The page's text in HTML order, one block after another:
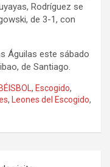
Rodríguez se
de 3-1, con
Águilas este sábado
de Santiago.
BÉISBOL , Escogido,
, Leones del Escogido,